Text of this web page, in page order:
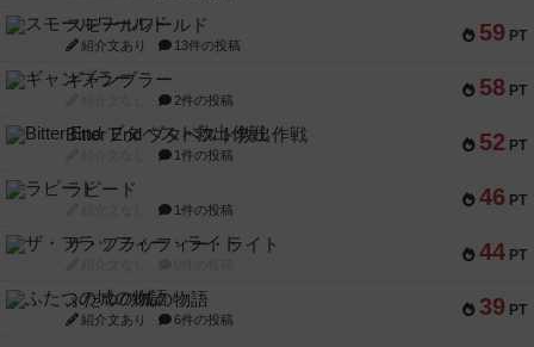
59 PT
スモールワールド
紹介文あり 13件の投稿
58 PT
ギャンブラー
2件の投稿
52 PT
Bitter End ブタペスト救出作戦
1件の投稿
46 PT
ラピード
1件の投稿
44 PT
ザ・フラッフィー・ライト
39 PT
ふたつの城の物語
紹介文あり 6件の投稿